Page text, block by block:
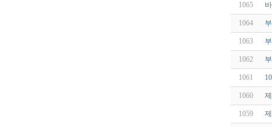
1065
1064
1063
1062
1061
1060
1059